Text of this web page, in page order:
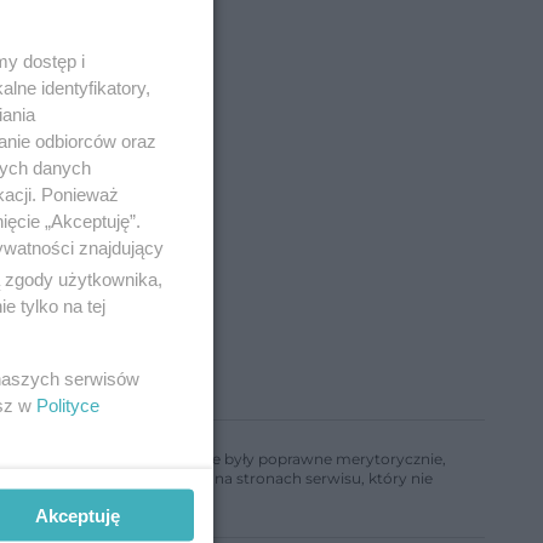
informacje w nim zawarte były poprawne merytorycznie,
informacji zamieszczonych na stronach serwisu, który nie
dostęp i
identyfikatory,
odbiorców oraz
danych
Ponieważ
„Akceptuję”.
znajdujący
użytkownika,
tylko na tej
serwisów
w Polityce
Akceptuję